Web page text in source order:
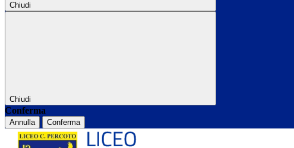
Chiudi
Chiudi
Conferma
Annulla Conferma